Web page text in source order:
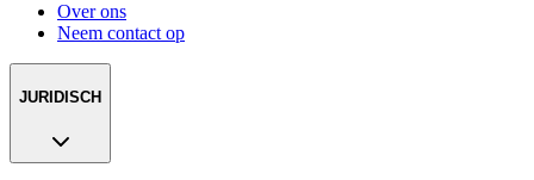
Over ons
Neem contact op
JURIDISCH